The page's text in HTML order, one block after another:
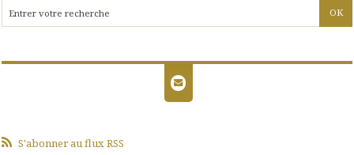
S'abonner au flux RSS